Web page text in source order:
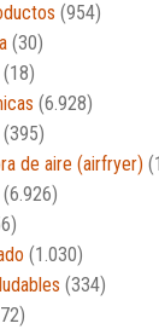
(954)
(30)
(18)
(6.928)
(395)
de aire (airfryer)
(6.926)
(1.030)
(334)